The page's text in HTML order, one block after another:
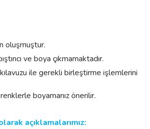
oluşmuştur.
ve boya çıkmamaktadır.
ile gerekli birleştirme işlemlerini
boyamanız önerilir.
açıklamalarımız: